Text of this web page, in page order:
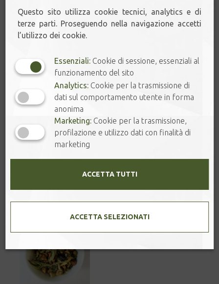
4,00 €–12,50€ 4,00€–12,50 €
CAMOMILLA
4,50€–8,50€
Questo sito utilizza cookie tecnici, analytics e di
terze parti. Proseguendo nella navigazione accetti
l’utilizzo dei cookie.
Essenziali: Cookie di sessione, essenziali al
funzionamento del sito
Analytics: Cookie per la trasmissione di
dati sul comportamento utente in forma
anonima
Marketing: Cookie per la trasmissione,
profilazione e utilizzo dati con finalità di
marketing
ACCETTA TUTTI
ACCETTA SELEZIONATI